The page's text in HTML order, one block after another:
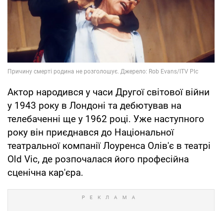
Актор народився у часи Другої світової війни
у 1943 року в Лондоні та дебютував на
телебаченні ще у 1962 році. Уже наступного
року він приєднався до Національної
театральної компанії Лоуренса Олів'є в театрі
Old Vic, де розпочалася його професійна
сценічна кар'єра.